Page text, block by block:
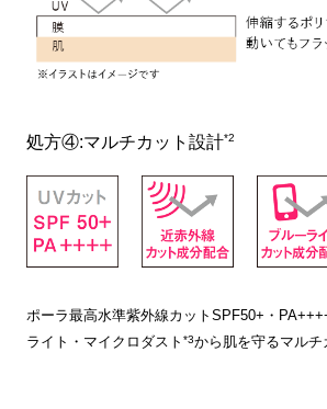
処方④:マルチカット設計*2
ポーラ最高水準紫外線カットSPF50+・
ライト・マイクロダスト *3から肌を守るマルチ